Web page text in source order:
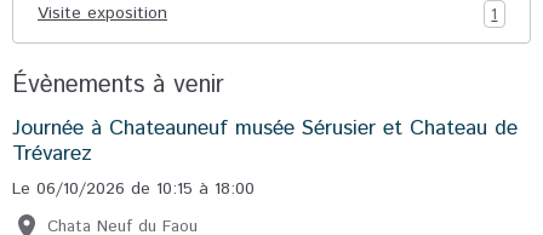
Visite exposition 1
Évènements à venir
Journée à Chateauneuf musée Sérusier et Chateau de
Trévarez
Le 06/10/2026 de 10:15 à 18:00
Chata Neuf du Faou